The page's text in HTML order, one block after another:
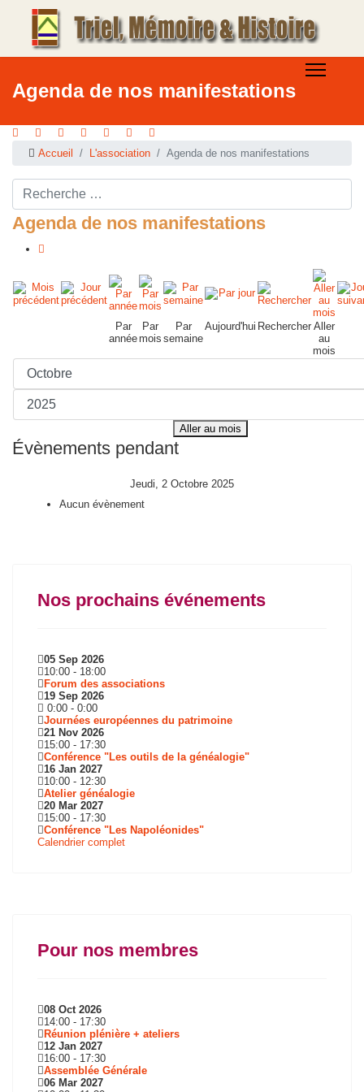
Agenda de nos manifestations
Accueil L'association Agenda de nos manifestations
Rechercher ...
Agenda de nos manifestations
Par
année
Par
mois
Par
semaine
Aujourd'hui Rechercher Aller
au
mois
Aller au mois
Évènements pendant
Jeudi, 2 Octobre 2025
Aucun évènement
Nos prochains événements
05 Sep 2026
10:00 - 18:00
Forum des associations
19 Sep 2026
0:00 - 0:00
Journées européennes du patrimoine
21 Nov 2026
15:00 - 17:30
Conférence "Les outils de la généalogie"
16 Jan 2027
10:00 - 12:30
Atelier généalogie
20 Mar 2027
15:00 - 17:30
Conférence "Les Napoléonides"
Calendrier complet
Pour nos membres
08 Oct 2026
14:00 - 17:30
Réunion plénière + ateliers
12 Jan 2027
16:00 - 17:30
Assemblée Générale
06 Mar 2027